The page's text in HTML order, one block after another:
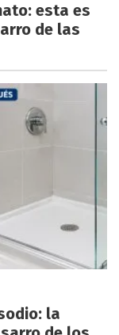
esta es
de las
la